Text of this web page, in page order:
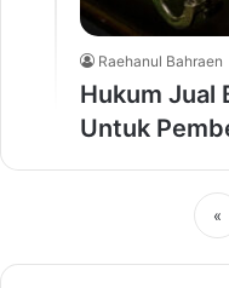
Raehanul Bahraen
Hukum Jual
Untuk
«